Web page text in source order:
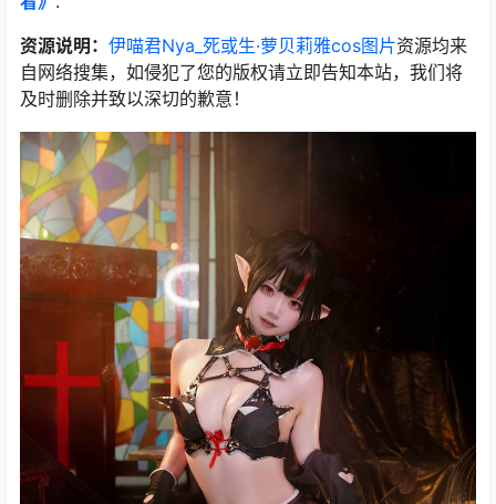
资源说明： 伊喵君Nya_死或生·萝贝莉雅cos图片资源均来
自网络搜集，如侵犯了您的版权请立即告知本站，我们将
及时删除并致以深切的歉意！